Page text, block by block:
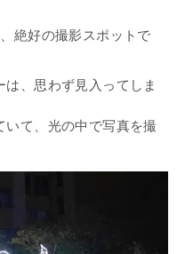
絶好の撮影スポットで
、思わず見入ってしま
いて、光の中で写真を撮